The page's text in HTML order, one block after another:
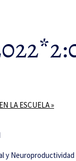
LA ESCUELA»
y Neuroproductividad